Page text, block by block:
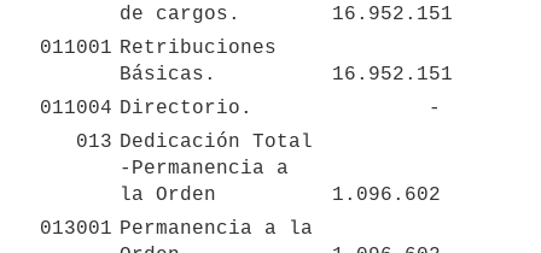
de cargos.
011001 Retribuciones
Básicas.
011004 Directorio.
-
013 Dedicación Total
-Permanencia a
la Orden
1.096.602
013001 Permanencia a la